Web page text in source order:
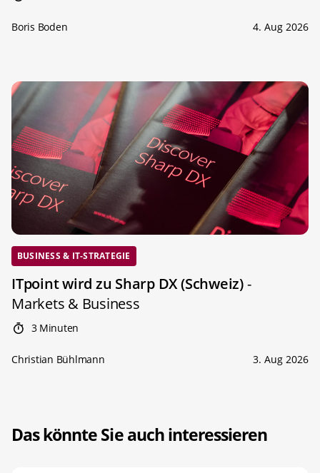
Boris Boden 4. Aug 2026
BUSINESS & IT-STRATEGIE
ITpoint wird zu Sharp DX (Schweiz)-
Markets & Business
3 Minuten
Christian Bühlmann 3. Aug 2026
Das könnte Sie auch interessieren